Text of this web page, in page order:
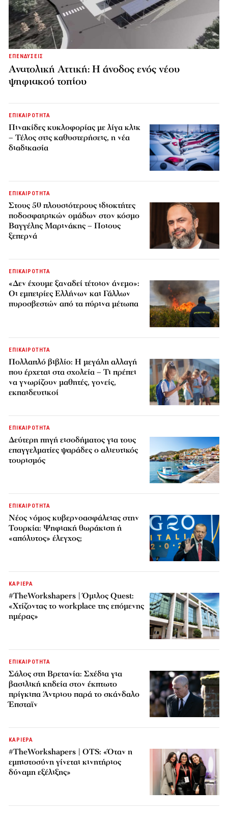
ΕΠΕΝΔΥΣΕΙΣ
Ανατολική Αττική: Η άνοδος ενός νέου
ψηφιακού τοπίου
ΕΠΙΚΑΙΡΟΤΗΤΑ
Πινακίδες κυκλοφορίας με λίγα κλικ
– Τέλος στις καθυστερήσεις, η νέα
διαδικασία
ΕΠΙΚΑΙΡΟΤΗΤΑ
Στους 50 πλουσιότερους ιδιοκτήτες
ποδοσφαιρικών ομάδων στον κόσμο
Βαγγέλης Μαρινάκης – Ποιους
ξεπερνά
ΕΠΙΚΑΙΡΟΤΗΤΑ
«Δεν έχουμε ξαναδεί τέτοιον άνεμο»:
Οι εμπειρίες Ελλήνων και Γάλλων
πυροσβεστών από τα πύρινα μέτωπα
ΕΠΙΚΑΙΡΟΤΗΤΑ
Πολλαπλό βιβλίο: Η μεγάλη αλλαγή
που έρχεται στα σχολεία – Τι πρέπει
να γνωρίζουν μαθητές, γονείς,
εκπαιδευτικοί
ΕΠΙΚΑΙΡΟΤΗΤΑ
Δεύτερη πηγή εισοδήματος για τους
επαγγελματίες ψαράδες ο αλιευτικός
τουρισμός
ΕΠΙΚΑΙΡΟΤΗΤΑ
Νέος νόμος κυβερνοασφάλειας στην
Τουρκία: Ψηφιακή θωράκιση ή
«απόλυτος» έλεγχος;
ΚΑΡΙΕΡΑ
#TheWorkshapers | Όμιλος Quest:
«Χτίζοντας το workplace της επόμενης
ημέρας»
ΕΠΙΚΑΙΡΟΤΗΤΑ
Σάλος στη Βρετανία: Σχέδια για
βασιλική κηδεία στον έκπτωτο
πρίγκιπα Άντριου παρά το σκάνδαλο
Έπσταϊν
ΚΑΡΙΕΡΑ
#TheWorkshapers | OTS: «Όταν η
εμπιστοσύνη γίνεται κινητήριος
δύναμη εξέλιξης»